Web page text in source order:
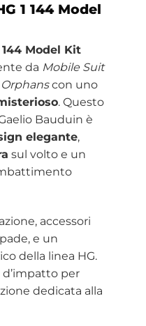
1 144 Model
Model Kit
da Mobile Suit
con uno
. Questo
Bauduin è
elegante,
sul volto e un
accessori
e un
della linea HG.
per
dedicata alla